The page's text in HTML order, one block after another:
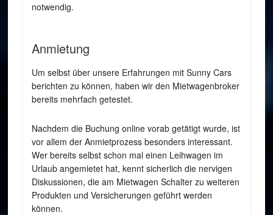
notwendig.
Anmietung
Um selbst über unsere Erfahrungen mit Sunny Cars
berichten zu können, haben wir den Mietwagenbroker
bereits mehrfach getestet.
Nachdem die Buchung online vorab getätigt wurde, ist
vor allem der Anmietprozess besonders interessant.
Wer bereits selbst schon mal einen Leihwagen im
Urlaub angemietet hat, kennt sicherlich die nervigen
Diskussionen, die am Mietwagen Schalter zu weiteren
Produkten und Versicherungen geführt werden
können.